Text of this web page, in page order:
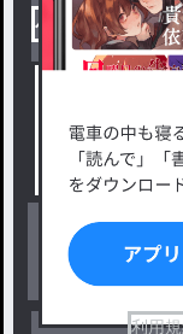
小説を探す
小説コンテスト応
出版・メディアミ
利用